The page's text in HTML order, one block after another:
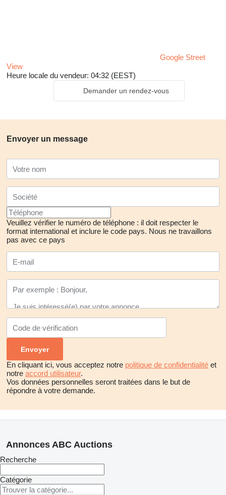
Google Street
View
Heure locale du vendeur: 04:32 (EEST)
Demander un rendez-vous
Envoyer un message
Veuillez vérifier le numéro de téléphone : il doit respecter le
format international et inclure le code pays. Nous ne travaillons
pas avec ce pays
En cliquant ici, vous acceptez notre politique de confidentialité et
notre accord utilisateur.
Vos données personnelles seront traitées dans le but de
répondre à votre demande.
Annonces ABC Auctions
Recherche
Catégorie